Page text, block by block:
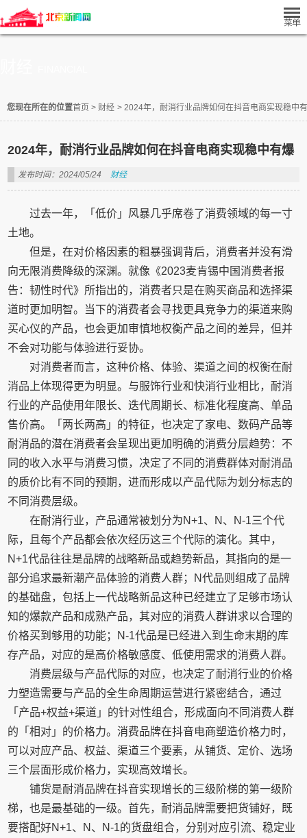
您现在所在的位置首页 > 财经 > 2024年，耐消行业品牌如何在抖音电商实现稳中
2024年，耐消行业品牌如何在抖音电商实现稳中有爆
发布时间：2024/05/24 财经
过去一年，「低价」风暴几乎席卷了消费领域的每一寸
土地。
但是，在对价格因素的粗暴强调背后，消费者并没有滑
向无限消费降级的深渊。就像《2023麦肯锡中国消费者报
告：韧性时代》所指出的，消费者只是在购买商品和选择渠
道时更加明智。当下的消费者会寻找更具竞争力的渠道来购
买心仪的产品，也会更加审慎地权衡产品之间的差异，但并
不会对功能与体验进行妥协。
对消费者而言，这种价格、体验、渠道之间的权衡在耐
消品上体现得更为明显。与服饰行业和快消行业相比，耐消
行业的产品使用年限长、迭代周期长、标准化程度高、单品
售价高。「两长两高」的特征，也决定了家电、数码产品等
耐消品的潜在消费者会呈现出更加明确的消费分层趋势：不
同的收入水平与消费习惯，决定了不同的消费群体对耐消品
的质价比有不同的预期，进而形成以产品代际为划分标志的
不同消费层级。
在耐消行业，产品通常被划分为N+1、N、N-1三个代
际，且每个产品都会依次经历这三个代际的演化。其中，
N+1代品往往是品牌的战略新品或趋势新品，其指向的是一
部分追求最新潮产品体验的消费人群；N代品则组成了品牌
的基础盘，包括上一代战略新品这种已经建立了足够市场认
知的爆款产品和成熟产品，其对应的消费人群讲求以合理的
价格买到够用的功能；N-1代品是已经进入到生命末期的库
存产品，对应的是高价格敏感度、低使用需求的消费人群。
消费层级与产品代际的对应，也决定了耐消行业的价格
力塑造需要与产品的全生命周期运营进行紧密结合，通过
「产品+权益+渠道」的针对性组合，形成面向不同消费人群
的「相对」的价格力。消费品牌在抖音电商塑造价格力时，
可以对应产品、权益、渠道三个要素，从铺货、定价、选场
三个层面形成价格力，实现高效增长。
铺货是耐消品牌在抖音实现增长的三级阶梯的第一级阶
梯，也是最基础的一级。首先，耐消品牌需要把货铺好，既
要搭配好N+1、N、N-1的货盘组合，分别对应引流、稳定业